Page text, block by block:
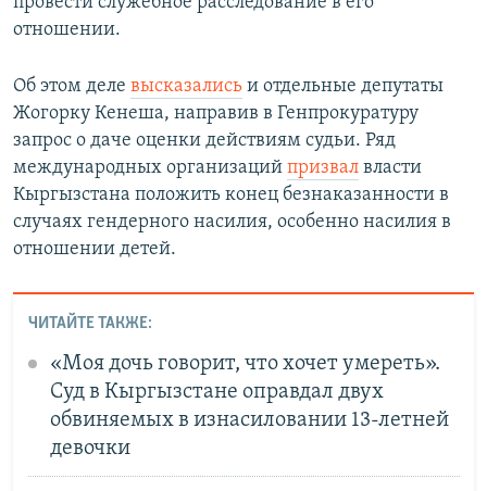
отношении.
Об этом деле высказались и отдельные депутаты
Жогорку Кенеша, направив в Генпрокуратуру
запрос о даче оценки действиям судьи. Ряд
международных организаций призвал власти
Кыргызстана положить конец безнаказанности в
случаях гендерного насилия, особенно насилия в
отношении детей.
ЧИТАЙТЕ ТАКЖЕ:
«Моя дочь говорит, что хочет умереть».
Суд в Кыргызстане оправдал двух
обвиняемых в изнасиловании 13-летней
девочки